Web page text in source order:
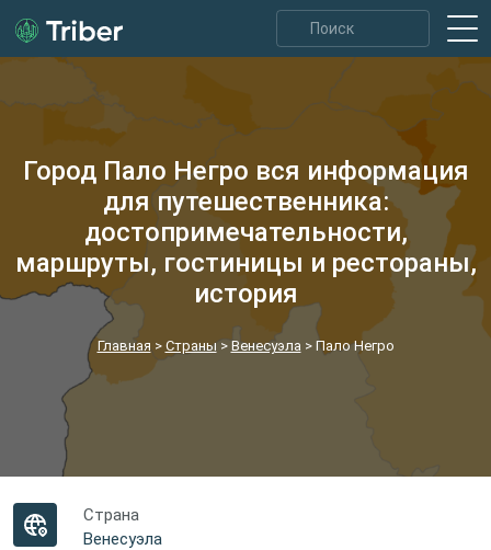
Город Пало Негро вся информация
для путешественника:
достопримечательности,
маршруты, гостиницы и рестораны,
история
Главная > Страны> Венесуэла > Пало Негро
Страна
Венесуэла